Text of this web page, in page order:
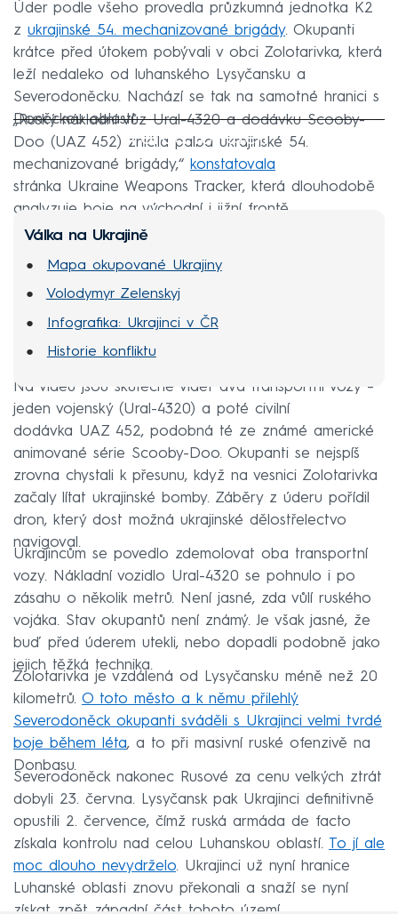
Úder podle všeho provedla průzkumná jednotka K2
z ukrajinské 54. mechanizované brigády. Okupanti
krátce před útokem pobývali v obci Zolotarivka, která
leží nedaleko od luhanského Lysyčansku a
Severodoněcku. Nachází se tak na samotné hranici s
Doněckou oblastí.
Failed to fetch
„Ruský nákladní vůz Ural-4320 a dodávku Scooby-
Doo (UAZ 452) zničila palba ukrajinské 54.
mechanizované brigády,“ konstatovala
stránka Ukraine Weapons Tracker, která dlouhodobě
analyzuje boje na východní i jižní frontě.
Válka na Ukrajině
Mapa okupované Ukrajiny
Volodymyr Zelenskyj
Infografika: Ukrajinci v ČR
Historie konfliktu
Na videu jsou skutečně vidět dva transportní vozy –
jeden vojenský (Ural-4320) a poté civilní
dodávka UAZ 452, podobná té ze známé americké
animované série Scooby-Doo. Okupanti se nejspíš
zrovna chystali k přesunu, když na vesnici Zolotarivka
začaly lítat ukrajinské bomby. Záběry z úderu pořídil
dron, který dost možná ukrajinské dělostřelectvo
navigoval.
Ukrajincům se povedlo zdemolovat oba transportní
vozy. Nákladní vozidlo Ural-4320 se pohnulo i po
zásahu o několik metrů. Není jasné, zda vůlí ruského
vojáka. Stav okupantů není známý. Je však jasné, že
buď před úderem utekli, nebo dopadli podobně jako
jejich těžká technika.
Zolotarivka je vzdálená od Lysyčansku méně než 20
kilometrů. O toto město a k němu přilehlý
Severodoněck okupanti sváděli s Ukrajinci velmi tvrdé
boje během léta, a to při masivní ruské ofenzivě na
Donbasu.
Severodoněck nakonec Rusové za cenu velkých ztrát
dobyli 23. června. Lysyčansk pak Ukrajinci definitivně
opustili 2. července, čímž ruská armáda de facto
získala kontrolu nad celou Luhanskou oblastí. To jí ale
moc dlouho nevydrželo. Ukrajinci už nyní hranice
Luhanské oblasti znovu překonali a snaží se nyní
získat zpět západní část tohoto území.